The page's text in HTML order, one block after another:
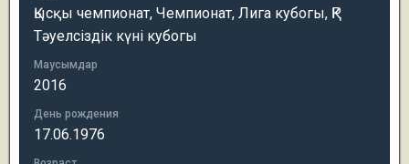
Қысқы чемпионат, Чемпионат, Лига кубогы, ҚР
Тәуелсіздік күні кубогы
Маусымдар
2016
День рождения
17.06.1976